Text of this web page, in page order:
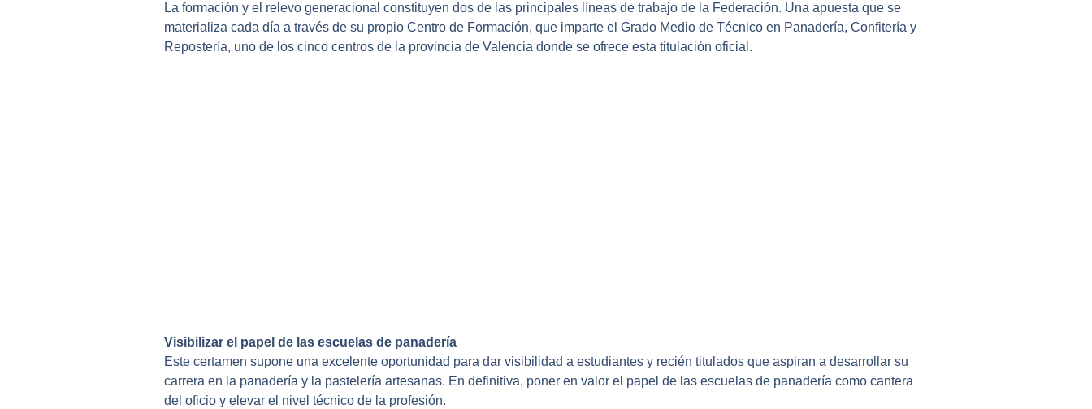
La formación y el relevo generacional constituyen dos de las principales líneas de trabajo de la Federación. Una apuesta que se
materializa cada día a través de su propio Centro de Formación, que imparte el Grado Medio de Técnico en Panadería, Confitería y
Repostería, uno de los cinco centros de la provincia de Valencia donde se ofrece esta titulación oficial.
Visibilizar el papel de las escuelas de panadería
Este certamen supone una excelente oportunidad para dar visibilidad a estudiantes y recién titulados que aspiran a desarrollar su
carrera en la panadería y la pastelería artesanas. En definitiva, poner en valor el papel de las escuelas de panadería como cantera
del oficio y elevar el nivel técnico de la profesión.